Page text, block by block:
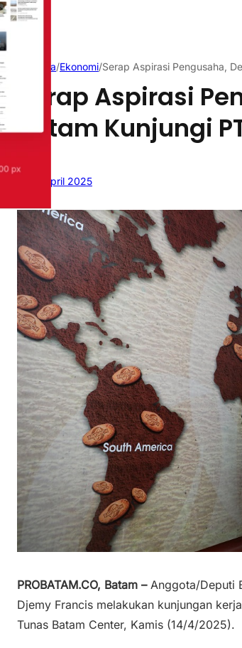
Beranda/Ekonomi/Serap Aspirasi Pengusaha,
Serap Aspirasi
Batam Kunjungi
18 April 2025
PROBATAM.CO, Batam – Anggota/Deputi
Djemy Francis melakukan kunjungan
Tunas Batam Center, Kamis (14/4/2025).